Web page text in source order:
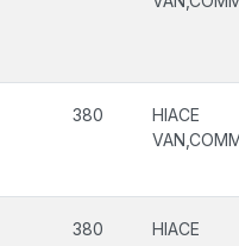
380
HIACE
380
HIACE